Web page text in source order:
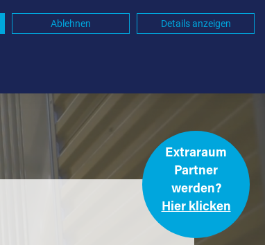
Extraraum
Partner
werden?
Hier klicken
Ablehnen Details anzeigen